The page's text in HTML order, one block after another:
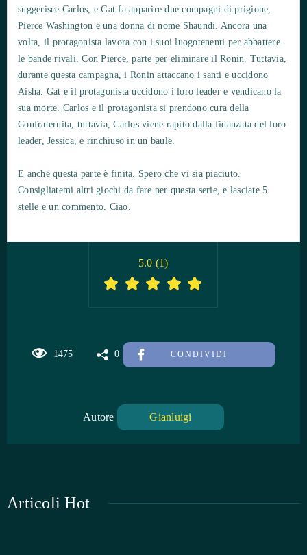
suggerisce Carlos, e Gat fa apparire due compagni di prigione,
Pierce Washington e una donna di nome Shaundi. Ancora una
volta, il protagonista lavora con i suoi luogotenenti per abbattere
le bande rivali. Con Pierce, parte per eliminare il Ronin. Tuttavia,
durante questa campagna, i Ronin attaccano i santi e uccidono
Aisha. Gat e il protagonista uccidono i loro leader e vendicano la
sua morte. Carlos e il protagonista si prendono cura della
Confraternita, tuttavia, Carlos viene rapito dalla fidanzata del loro
leader, Jessica, e rinchiuso in un baule.
E anche questa parte è finita. Spero che vi sia piaciuto.
Consigliatemi altri giochi da fare per questa serie, e lasciate 5
stelle e un commento. Ciao.
1475 0 CONDIVIDI
5.0 (1)
Autore Gianluigi
Articoli Hot